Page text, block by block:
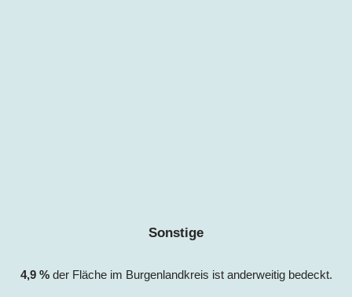
Sonstige
4,9 %der Fläche im Burgenlandkreis ist anderweitig bedeckt.